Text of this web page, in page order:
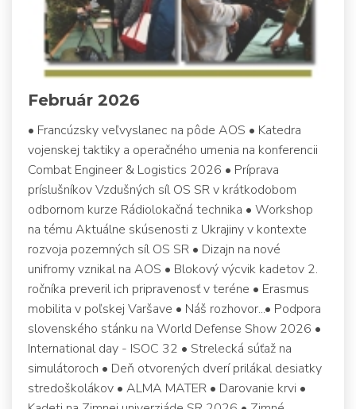
Február 2026
• Francúzsky veľvyslanec na pôde AOS • Katedra
vojenskej taktiky a operačného umenia na konferencii
Combat Engineer & Logistics 2026 • Príprava
príslušníkov Vzdušných síl OS SR v krátkodobom
odbornom kurze Rádiolokačná technika • Workshop
na tému Aktuálne skúsenosti z Ukrajiny v kontexte
rozvoja pozemných síl OS SR • Dizajn na nové
unifromy vznikal na AOS • Blokový výcvik kadetov 2.
ročníka preveril ich pripravenosť v teréne • Erasmus
mobilita v poľskej Varšave • Náš rozhovor...• Podpora
slovenského stánku na World Defense Show 2026 •
International day - ISOC 32 • Strelecká súťaž na
simulátoroch • Deň otvorených dverí prilákal desiatky
stredoškolákov • ALMA MATER • Darovanie krvi •